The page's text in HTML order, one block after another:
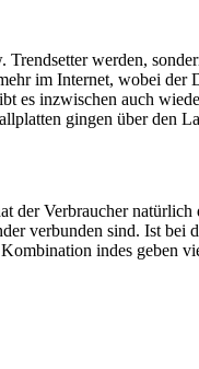
werden,
im Internet, wobei
es inzwischen auch
gingen über den
der Verbraucher
verbunden sind. Ist bei
indes geben